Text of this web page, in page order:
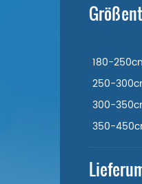
180-
250-
300-
350-